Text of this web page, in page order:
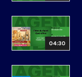
04:30